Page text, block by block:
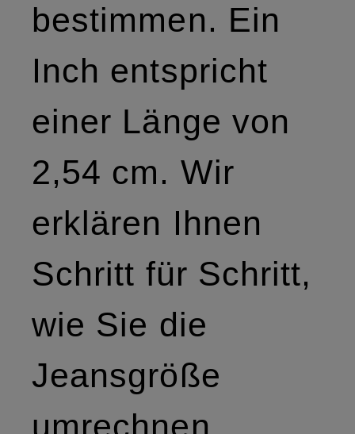
bestimmen. Ein
Inch entspricht
einer Länge von
2,54 cm. Wir
erklären Ihnen
Schritt für Schritt,
wie Sie die
Jeansgröße
umrechnen